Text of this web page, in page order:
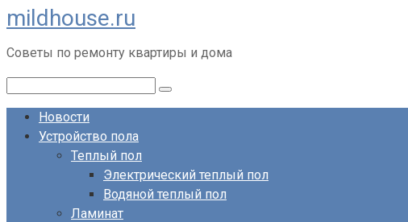
Перейти
к
контенту
mildhouse.ru
Советы по ремонту квартиры и дома
Новости
Устройство пола
Теплый пол
Электрический теплый пол
Водяной теплый пол
Ламинат